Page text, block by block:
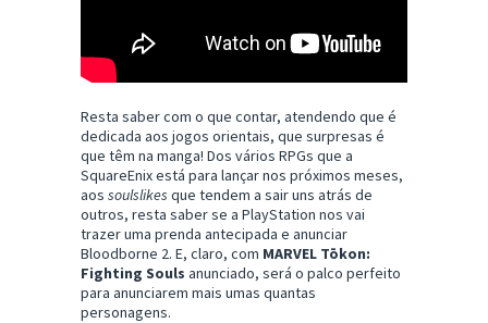
Resta saber com o que contar, atendendo que é
dedicada aos jogos orientais, que surpresas é
que têm na manga! Dos vários RPGs que a
SquareEnix está para lançar nos próximos meses,
aos soulslikes que tendem a sair uns atrás de
outros, resta saber se a PlayStation nos vai
trazer uma prenda antecipada e anunciar
Bloodborne 2. E, claro, com MARVEL Tōkon:
Fighting Souls anunciado, será o palco perfeito
para anunciarem mais umas quantas
personagens.